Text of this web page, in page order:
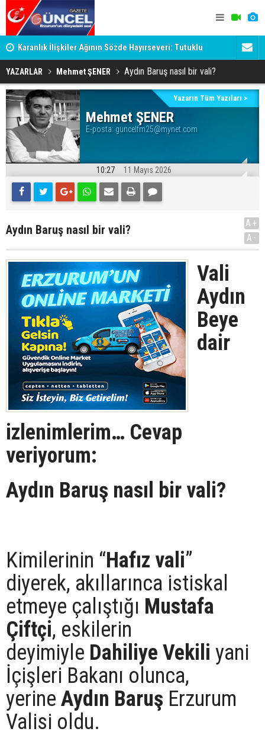
Karanlık İlişkiler Ağının Sözde Hayırseveri: Tutuklu
Memet Aca Dosyası
Dadaş'a
YAZARLAR Mehmet ŞENER Aydın Baruş nasıl bir vali?
Mehmet ŞENER
E-posta: guncelfm25@mynet.com
Yazarın Tüm Yazıları >
10:27 11 Mayıs 2026
Aydın Baruş nasıl bir vali?
A+
A-
Vali
Aydın
Beye
dair
izlenimlerim… Cevap
veriyorum:
Aydın Baruş nasıl bir vali?
Kimilerinin “Hafız vali”
diyerek, akıllarınca istiskal
etmeye çalıştığı Mustafa
Çiftçi, eskilerin
deyimiyle Dahiliye Vekili yani
İçişleri Bakanı olunca,
yerine Aydın Baruş Erzurum
Valisi oldu.